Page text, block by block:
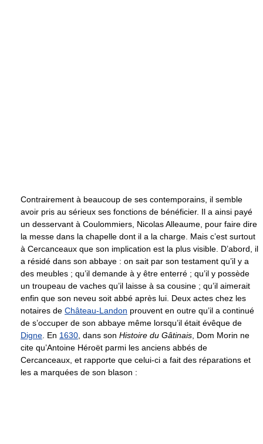
Contrairement à beaucoup de ses contemporains, il semble
avoir pris au sérieux ses fonctions de bénéficier. Il a ainsi payé
un desservant à Coulommiers, Nicolas Alleaume, pour faire dire
la messe dans la chapelle dont il a la charge. Mais c’est surtout
à Cercanceaux que son implication est la plus visible. D’abord, il
a résidé dans son abbaye : on sait par son testament qu’il y a
des meubles ; qu’il demande à y être enterré ; qu’il y possède
un troupeau de vaches qu’il laisse à sa cousine ; qu’il aimerait
enfin que son neveu soit abbé après lui. Deux actes chez les
notaires de Château-Landon prouvent en outre qu’il a continué
de s’occuper de son abbaye même lorsqu’il était évêque de
Digne. En 1630, dans son Histoire du Gâtinais, Dom Morin ne
cite qu’Antoine Héroët parmi les anciens abbés de
Cercanceaux, et rapporte que celui-ci a fait des réparations et
les a marquées de son blason :